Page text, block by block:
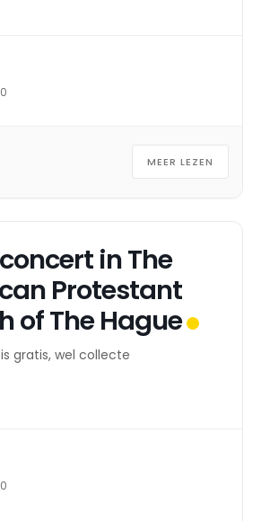
MEER LEZEN
in The
Protestant
of The Hague
gratis, wel collecte